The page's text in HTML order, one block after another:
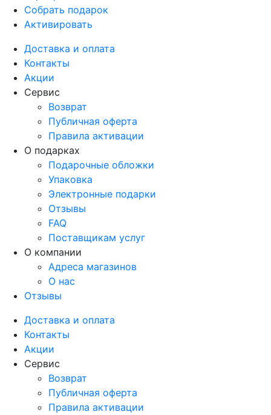
Собрать подарок
Активировать
Доставка и оплата
Контакты
Акции
Сервис
Возврат
Публичная оферта
Правила активации
О подарках
Подарочные обложки
Упаковка
Электронные подарки
Отзывы
FAQ
Поставщикам услуг
О компании
Адреса магазинов
О нас
Отзывы
Доставка и оплата
Контакты
Акции
Сервис
Возврат
Публичная оферта
Правила активации